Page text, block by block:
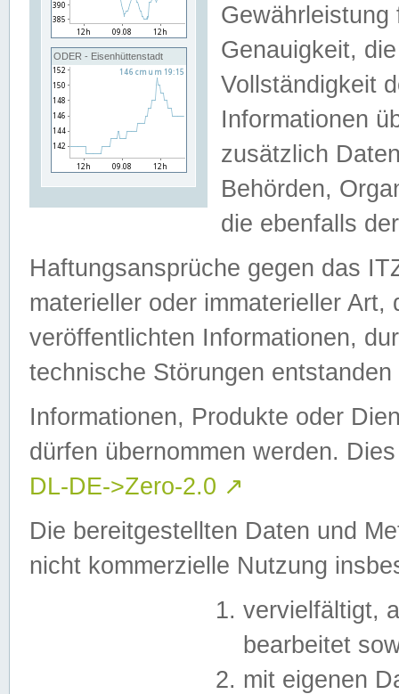
ODER - Eisenhüttenstadt
Genauigkeit,
Vollständigkeit
Informationen
zusätzlich
Behörden,
die ebenfalls
Haftungsansprüche gegen das
materieller oder immaterieller
veröffentlichten Informationen,
technische Störungen
Informationen, Produkte oder
dürfen übernommen werden.
DL-DE->Zero-2.0 ↗
Die bereitgestellten Daten und
nicht kommerzielle Nutzung
vervielfältigt,
bearbeitet
mit eigenen